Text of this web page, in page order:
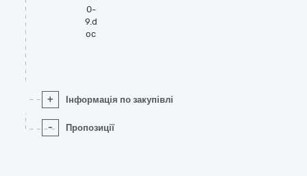
0-
9.d
oc
+ Інформація по закупівлі
- Пропозиції